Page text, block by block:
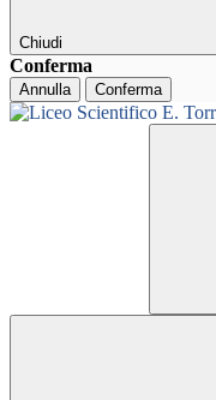
Chiudi
Conferma
Annulla Conferma